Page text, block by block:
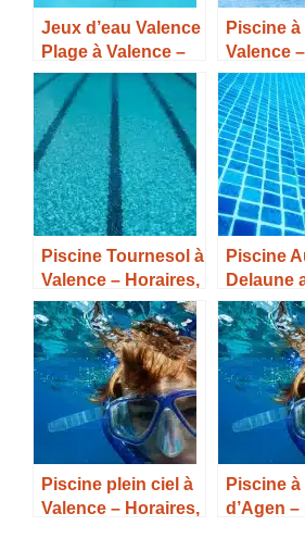
Jeux d’eau Valence
Plage à Valence –
Horaires, Tarifs et
Infos –
Piscine
Valence
Tarifs et
Piscine Tournesol à
Valence – Horaires,
Tarifs et Infos –
Piscine
Delaune
les
Horaires,
Infos –
Piscine plein ciel à
Valence – Horaires,
Piscine à
d’Agen